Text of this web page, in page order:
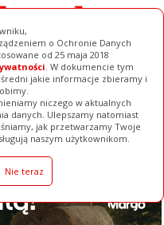
o Ochronie Danych
od 25 maja 2018
. W dokumencie tym
jakie informacje zbieramy i
niczego w aktualnych
danych. Ulepszamy natomiast
jak przetwarzamy Twoje
naszym użytkownikom.
Nie teraz
Baza Firm Pełna Wersja